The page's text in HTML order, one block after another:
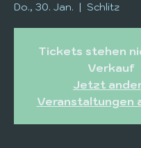
Do., 30. Jan.
  |
Schlitz
Tickets stehen
Verkauf
Jetzt
Veranstaltungen